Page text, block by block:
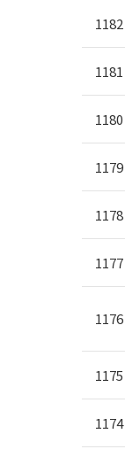
1182
1181
1180
1179
1178
1177
1176
1175
1174